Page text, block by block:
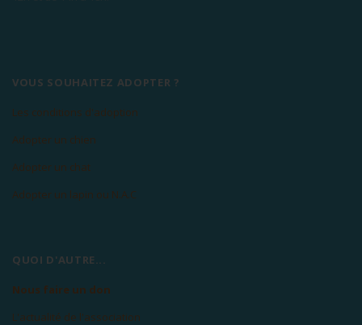
VOUS SOUHAITEZ ADOPTER ?
Les conditions d'adoption
Adopter un chien
Adopter un chat
Adopter un lapin ou N.A.C
QUOI D'AUTRE...
Nous faire un don
L'actualité de l'association